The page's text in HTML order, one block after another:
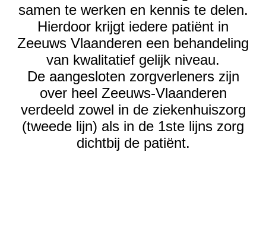
samen te werken en kennis te delen.
Hierdoor krijgt iedere patiënt in
Zeeuws Vlaanderen een behandeling
van kwalitatief gelijk niveau.
De aangesloten zorgverleners zijn
over heel Zeeuws-Vlaanderen
verdeeld zowel in de ziekenhuiszorg
(tweede lijn) als in de 1ste lijns zorg
dichtbij de patiënt.